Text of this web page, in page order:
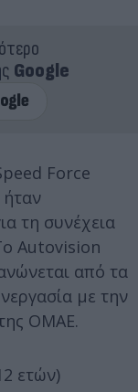
Google
Force
τη συνέχεια
Autovision
από τα
με την
ΟΜΑΕ.
ετών)